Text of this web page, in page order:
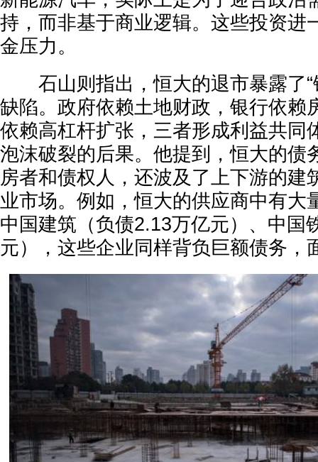
持，而非基于商业逻辑。这些投资进
金压力。
石山则指出，恒大的退市暴露了“
缺陷。政府依赖土地财政，银行依赖
依赖高杠杆扩张，三者形成利益共同
泡沫破裂的后果。他提到，恒大的债
房者和债权人，还波及了上下游的建
业市场。例如，恒大的供应商中有大
中国建筑（负债2.13万亿元）、中国
元），这些企业同样背负巨额债务，